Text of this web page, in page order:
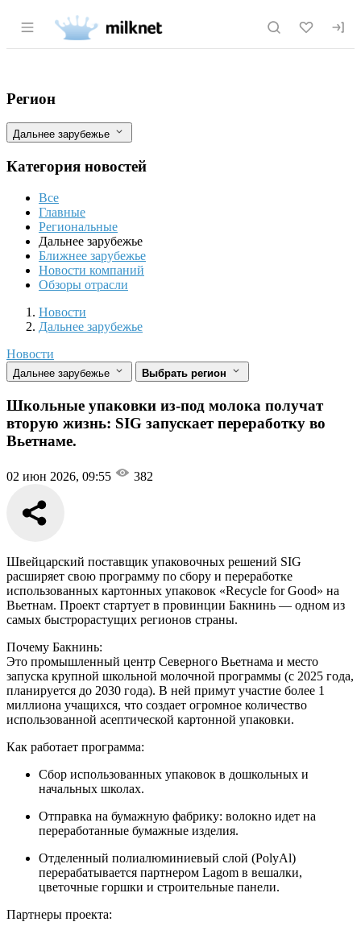
Раздел навигации по сайту milknet.ru
Школьные упаковки из-под молока
Фильтры
Регион
Дальнее зарубежье
Категория новостей
Все
Главные
Региональные
Дальнее зарубежье
Ближнее зарубежье
Новости компаний
Обзоры отрасли
Новости
Разделы
Новости
Дальнее зарубежье
Новости
Дальнее зарубежье Выбрать регион
Школьные упаковки из-под молока получат
вторую жизнь: SIG запускает переработку во
Вьетнаме.
02 июн 2026, 09:55 382
Швейцарский поставщик упаковочных решений SIG
расширяет свою программу по сбору и переработке
использованных картонных упаковок «Recycle for Good» на
Вьетнам. Проект стартует в провинции Бакнинь — одном из
самых быстрорастущих регионов страны.
Почему Бакнинь:
Это промышленный центр Северного Вьетнама и место
запуска крупной школьной молочной программы (с 2025 года,
планируется до 2030 года). В ней примут участие более 1
миллиона учащихся, что создает огромное количество
использованной асептической картонной упаковки.
Как работает программа:
Сбор использованных упаковок в дошкольных и
начальных школах.
Отправка на бумажную фабрику: волокно идет на
переработанные бумажные изделия.
Отделенный полиалюминиевый слой (PolyAl)
перерабатывается партнером Lagom в вешалки,
цветочные горшки и строительные панели.
Партнеры проекта: